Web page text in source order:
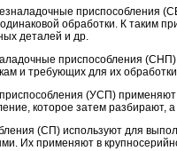
приспособления
обработки. К таким
деталей и др.
приспособления (СНП)
и требующих для их
(УСП)
которое затем разбирают,
(СП) используют для
Их применяют в